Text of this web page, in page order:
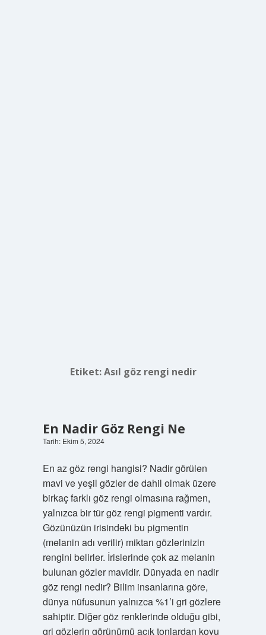
Etiket:Asıl göz rengi nedir
En Nadir Göz Rengi Ne
Tarih: Ekim 5, 2024
En az göz rengi hangisi? Nadir görülen
mavi ve yeşil gözler de dahil olmak üzere
birkaç farklı göz rengi olmasına rağmen,
yalnızca bir tür göz rengi pigmenti vardır.
Gözünüzün irisindeki bu pigmentin
(melanin adı verilir) miktarı gözlerinizin
rengini belirler. İrislerinde çok az melanin
bulunan gözler mavidir. Dünyada en nadir
göz rengi nedir? Bilim insanlarına göre,
dünya nüfusunun yalnızca %1’i gri gözlere
sahiptir. Diğer göz renklerinde olduğu gibi,
gri gözlerin görünümü açık tonlardan koyu